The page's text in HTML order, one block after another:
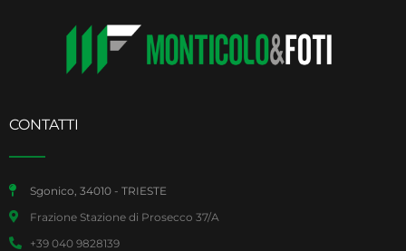
CONTATTI
Sgonico, 34010 - TRIESTE
Frazione Stazione di Prosecco 37/A
+39 040 9828139